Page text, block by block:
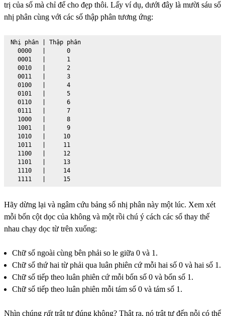
trị của số mà chỉ để cho đẹp thôi. Lấy ví dụ, dưới đây là mười sáu số
nhị phân cùng với các số thập phân tương ứng:
Nhị phân | Thập phân
   0000   |      0
   0001   |      1
   0010   |      2
   0011   |      3
   0100   |      4
   0101   |      5
   0110   |      6
   0111   |      7
   1000   |      8
   1001   |      9
   1010   |     10
   1011   |     11
   1100   |     12
   1101   |     13
   1110   |     14
   1111   |     15
Hãy dừng lại và ngâm cứu bảng số nhị phân này một lúc. Xem xét
mỗi bốn cột dọc của không và một rồi chú ý cách các số thay thế
nhau chạy dọc từ trên xuống:
Chữ số ngoài cùng bên phải so le giữa 0 và 1.
Chữ số thứ hai từ phải qua luân phiên cứ mỗi hai số 0 và hai số 1.
Chữ số tiếp theo luân phiên cứ mỗi bốn số 0 và bốn số 1.
Chữ số tiếp theo luân phiên mỗi tám số 0 và tám số 1.
Nhìn chúng rấttrật tự đúng không? Thật ra, nó trật tự đến nỗi có thể